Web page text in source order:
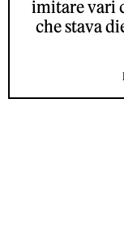
imitare vari
che stava